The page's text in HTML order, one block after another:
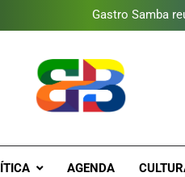
Shopping
Obra garante
Gastro Samba
Shopping
Obra garante a
Brava
AGENDA